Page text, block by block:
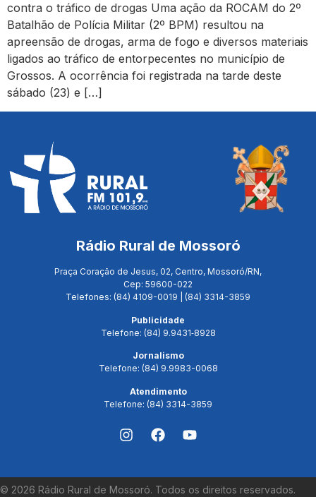
contra o tráfico de drogas Uma ação da ROCAM do 2º
Batalhão de Polícia Militar (2º BPM) resultou na
apreensão de drogas, arma de fogo e diversos materiais
ligados ao tráfico de entorpecentes no município de
Grossos. A ocorrência foi registrada na tarde deste
sábado (23) e […]
Rádio Rural de Mossoró
Praça Coração de Jesus, 02, Centro, Mossoró/RN,
Cep: 59600-022
Telefones: (84) 4109-0019 | (84) 3314-3859
Publicidade
Telefone: (84) 9.9431‑8928
Jornalismo
Telefone: (84) 9.9983-0068
Atendimento
Telefone: (84) 3314-3859
© 2026 Rádio Rural de Mossoró. Todos os direitos reservados.